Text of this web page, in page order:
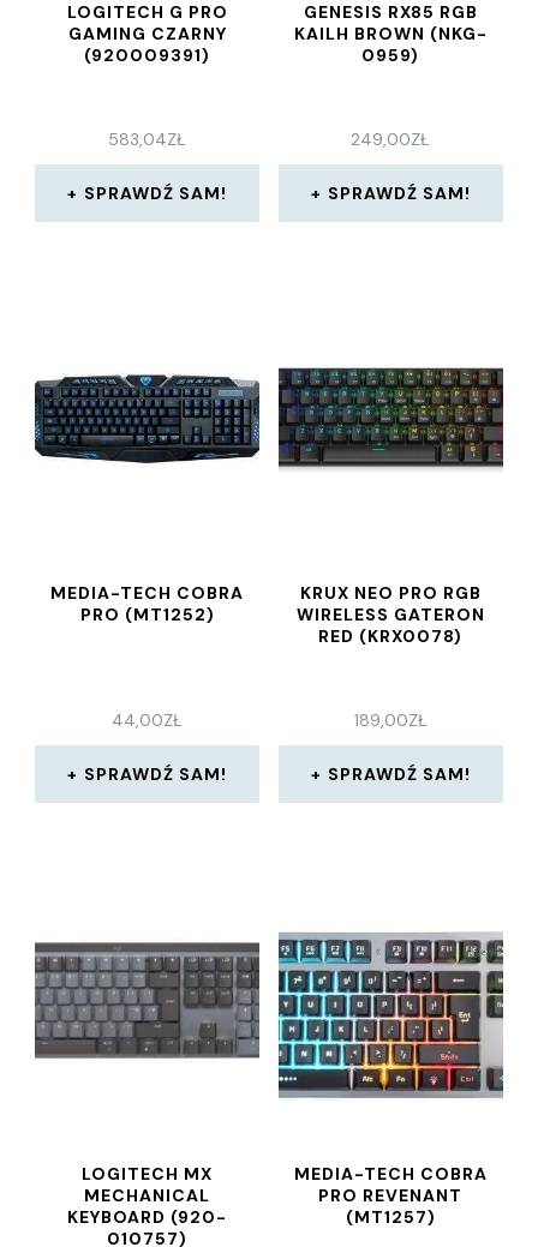
LOGITECH G PRO
GAMING CZARNY
(920009391)
583,04ZŁ
SPRAWDŹ SAM!
GENESIS RX85 RGB
KAILH BROWN (NKG-
0959)
249,00ZŁ
SPRAWDŹ SAM!
MEDIA-TECH COBRA
PRO (MT1252)
44,00ZŁ
SPRAWDŹ SAM!
KRUX NEO PRO RGB
WIRELESS GATERON
RED (KRX0078)
189,00ZŁ
SPRAWDŹ SAM!
LOGITECH MX
MECHANICAL
KEYBOARD (920-
010757)
MEDIA-TECH COBRA
PRO REVENANT
(MT1257)